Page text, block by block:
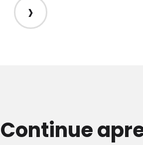
›
Continue